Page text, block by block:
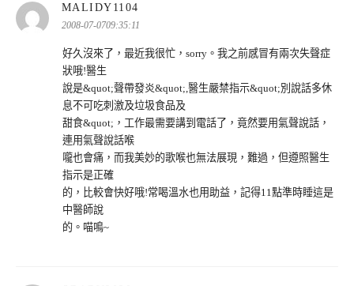
MALIDY1104
示:
2008-07-0709:35:11
好久沒來了，最近我很忙，sorry。我之前感冒有兩次失聲症
狀哦!醫生
說是&quot;聲帶發炎&quot;,醫生嚴禁指示&quot;別說話多休
息不可吃刺激及垃圾食品及
甜食&quot;，工作最需要講到電話了，竟然要用氣聲說話，
連用氣聲說話喉
嚨也會痛，而我美妙的歌喉也無法展現，難過，但遵照醫生
指示是正確
的，比較會快好哦!常喝溫水也用助益，記得11點準時睡這是
中醫師說
的。喵鳴~